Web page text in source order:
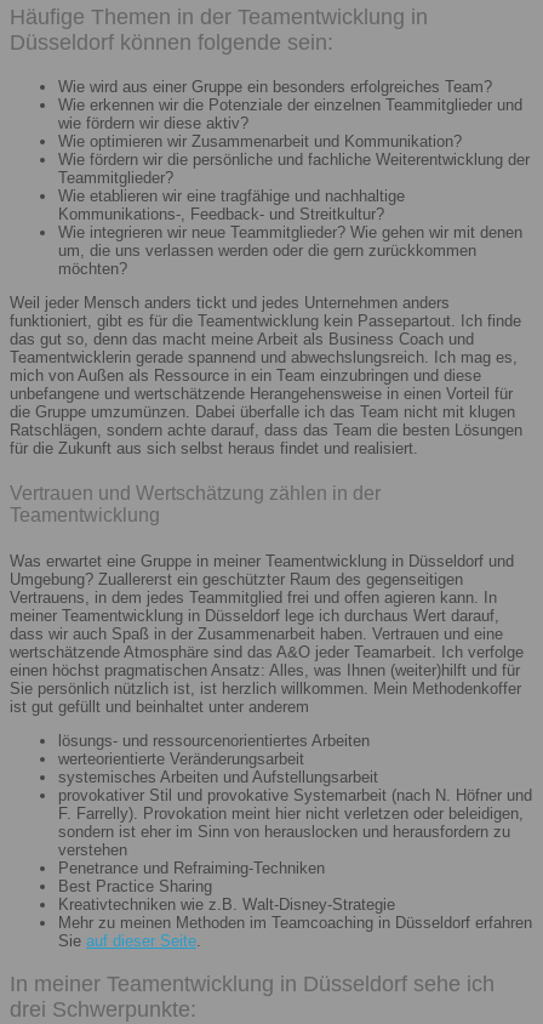
Häufige Themen in der Teamentwicklung in
Düsseldorf können folgende sein:
Wie wird aus einer Gruppe ein besonders erfolgreiches Team?
Wie erkennen wir die Potenziale der einzelnen Teammitglieder und
wie fördern wir diese aktiv?
Wie optimieren wir Zusammenarbeit und Kommunikation?
Wie fördern wir die persönliche und fachliche Weiterentwicklung der
Teammitglieder?
Wie etablieren wir eine tragfähige und nachhaltige
Kommunikations-, Feedback- und Streitkultur?
Wie integrieren wir neue Teammitglieder? Wie gehen wir mit denen
um, die uns verlassen werden oder die gern zurückkommen
möchten?
Weil jeder Mensch anders tickt und jedes Unternehmen anders
funktioniert, gibt es für die Teamentwicklung kein Passepartout. Ich finde
das gut so, denn das macht meine Arbeit als Business Coach und
Teamentwicklerin gerade spannend und abwechslungsreich. Ich mag es,
mich von Außen als Ressource in ein Team einzubringen und diese
unbefangene und wertschätzende Herangehensweise in einen Vorteil für
die Gruppe umzumünzen. Dabei überfalle ich das Team nicht mit klugen
Ratschlägen, sondern achte darauf, dass das Team die besten Lösungen
für die Zukunft aus sich selbst heraus findet und realisiert.
Vertrauen und Wertschätzung zählen in der
Teamentwicklung
Was erwartet eine Gruppe in meiner Teamentwicklung in Düsseldorf und
Umgebung? Zuallererst ein geschützter Raum des gegenseitigen
Vertrauens, in dem jedes Teammitglied frei und offen agieren kann. In
meiner Teamentwicklung in Düsseldorf lege ich durchaus Wert darauf,
dass wir auch Spaß in der Zusammenarbeit haben. Vertrauen und eine
wertschätzende Atmosphäre sind das A&O jeder Teamarbeit. Ich verfolge
einen höchst pragmatischen Ansatz: Alles, was Ihnen (weiter)hilft und für
Sie persönlich nützlich ist, ist herzlich willkommen. Mein Methodenkoffer
ist gut gefüllt und beinhaltet unter anderem
lösungs- und ressourcenorientiertes Arbeiten
werteorientierte Veränderungsarbeit
systemisches Arbeiten und Aufstellungsarbeit
provokativer Stil und provokative Systemarbeit (nach N. Höfner und
F. Farrelly). Provokation meint hier nicht verletzen oder beleidigen,
sondern ist eher im Sinn von herauslocken und herausfordern zu
verstehen
Penetrance und Refraiming-Techniken
Best Practice Sharing
Kreativtechniken wie z.B. Walt-Disney-Strategie
Mehr zu meinen Methoden im Teamcoaching in Düsseldorf erfahren
Sie auf dieser Seite.
In meiner Teamentwicklung in Düsseldorf sehe ich
drei Schwerpunkte: